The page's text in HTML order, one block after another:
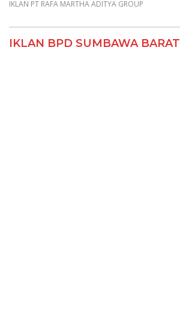
IKLAN PT RAFA MARTHA ADITYA GROUP
IKLAN BPD SUMBAWA BARAT